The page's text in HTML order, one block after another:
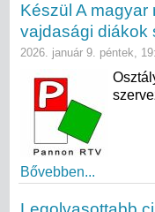
Készül A
vajdasági diákok
2026. január 9. péntek,
Bővebben...